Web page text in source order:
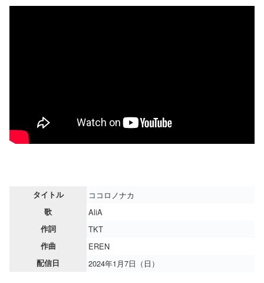
タイトル ココロノナカ
歌 AliA
作詞 TKT
作曲 EREN
配信日 2024年1月7日（日）